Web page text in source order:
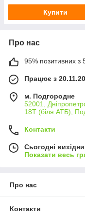
Купити
Про нас
95% позитивних з
Працює з
м. Подгородне
52001,
18Т (біля АТБ),
Контакти
Сьогодні
Показати весь
Про нас
Контакти